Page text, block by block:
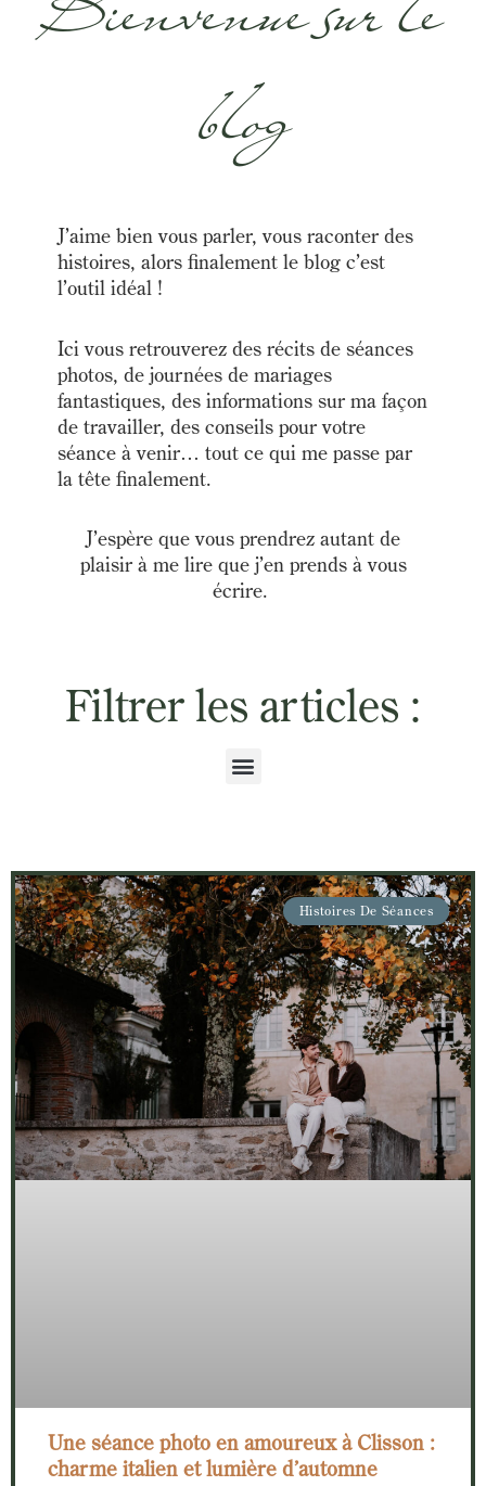
Bienvenue sur le
blog
J’aime bien vous parler, vous raconter des
histoires, alors finalement le blog c’est
l’outil idéal !
Ici vous retrouverez des récits de séances
photos, de journées de mariages
fantastiques, des informations sur ma façon
de travailler, des conseils pour votre
séance à venir… tout ce qui me passe par
la tête finalement.
J’espère que vous prendrez autant de
plaisir à me lire que j’en prends à vous
écrire.
Filtrer les articles :
Histoires De Séances
Une séance photo en amoureux à Clisson :
charme italien et lumière d’automne
PagePagePagePagePage